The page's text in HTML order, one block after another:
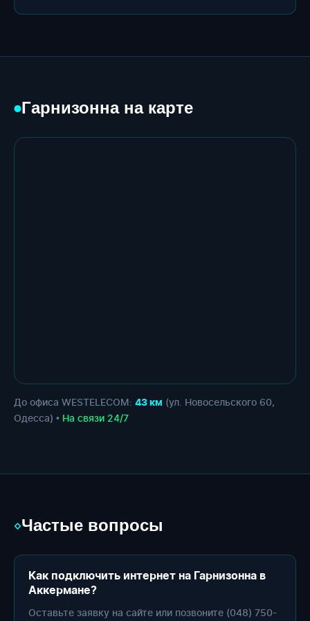
●Гарнизонна на карте
До офиса WESTELECOM: 43 км (ул. Новосельского 60,
Одесса) • На связи 24/7
◇Частые вопросы
Как подключить интернет на Гарнизонна в
Аккермане?
Оставьте заявку на сайте или позвоните (048) 750-